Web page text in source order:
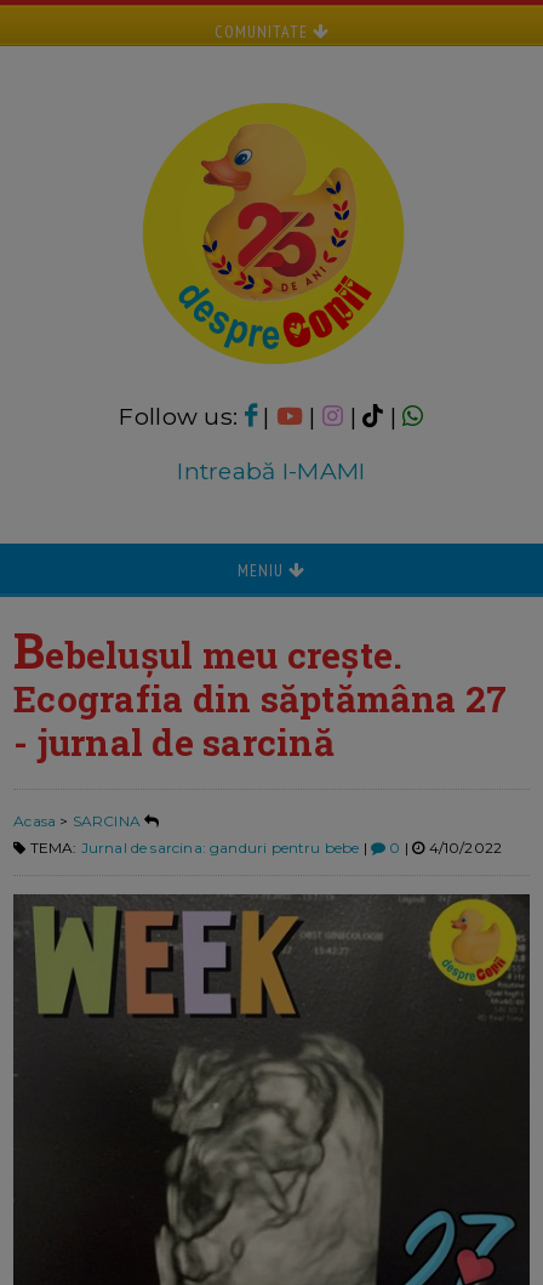
COMUNITATE
Follow us: | | |
|
Intreabă I-MAMI
MENIU
Bebelușul meu crește.
Ecografia din săptămâna 27
- jurnal de sarcină
Acasa > SARCINA
TEMA: Jurnal de sarcina: ganduri pentru bebe | 0 | 4/10/2022